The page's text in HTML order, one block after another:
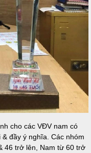
cho các VĐV nam có
đầy ý nghĩa. Các nhóm
46 trở lên, Nam từ 60 trở